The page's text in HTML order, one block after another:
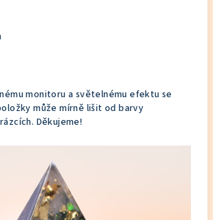
monitoru a světelnému efektu se
může mírně lišit od barvy
Děkujeme!